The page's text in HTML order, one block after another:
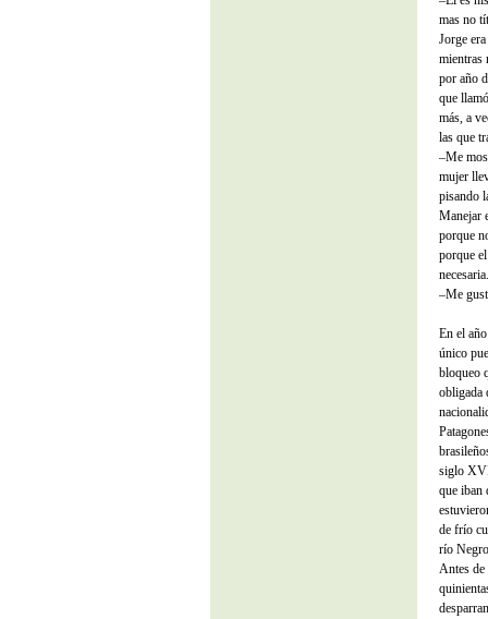
mas no
Jorge
mientras
por año
que
más, a
las que
–Me
mujer
pisando
Manejar
porque
porque
necesaria.
–Me
En el
único
bloqueo
obligada
siglo
que iban
de frío
río
Antes de